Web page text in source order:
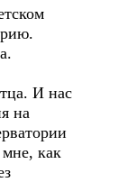
И нас
на
как